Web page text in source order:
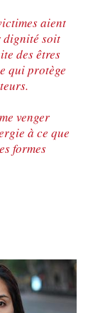
aient
dignité soit
des êtres
qui protège
venger
à ce que
formes